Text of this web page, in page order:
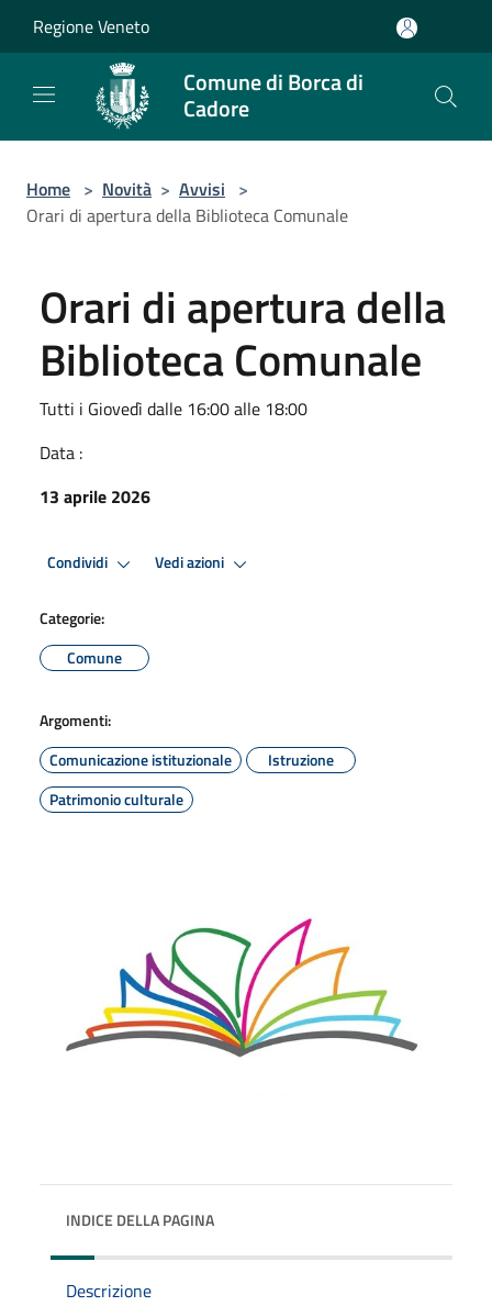
Regione Veneto
Comune di Borca di
Cadore
Home > Novità > Avvisi >
Orari di apertura della Biblioteca Comunale
Orari di apertura della
Biblioteca Comunale
Tutti i Giovedì dalle 16:00 alle 18:00
Data :
13 aprile 2026
Condividi Vedi azioni
Categorie:
Comune
Argomenti:
Comunicazione istituzionale
Istruzione
Patrimonio culturale
INDICE DELLA PAGINA
Descrizione